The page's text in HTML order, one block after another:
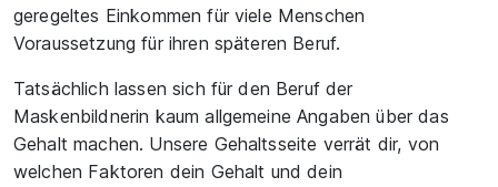
geregeltes Einkommen für viele Menschen
Voraussetzung für ihren späteren Beruf.
Tatsächlich lassen sich für den Beruf der
Maskenbildnerin kaum allgemeine Angaben über das
Gehalt machen. Unsere Gehaltsseite verrät dir, von
welchen Faktoren dein Gehalt und dein